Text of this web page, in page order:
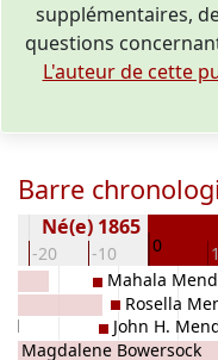
supplémentaires,
questions
L'auteur de cette
Barre
-20 -10 0
Né(e) 1865
Magdalene Bowersock
Mahala
John H.
Rosella